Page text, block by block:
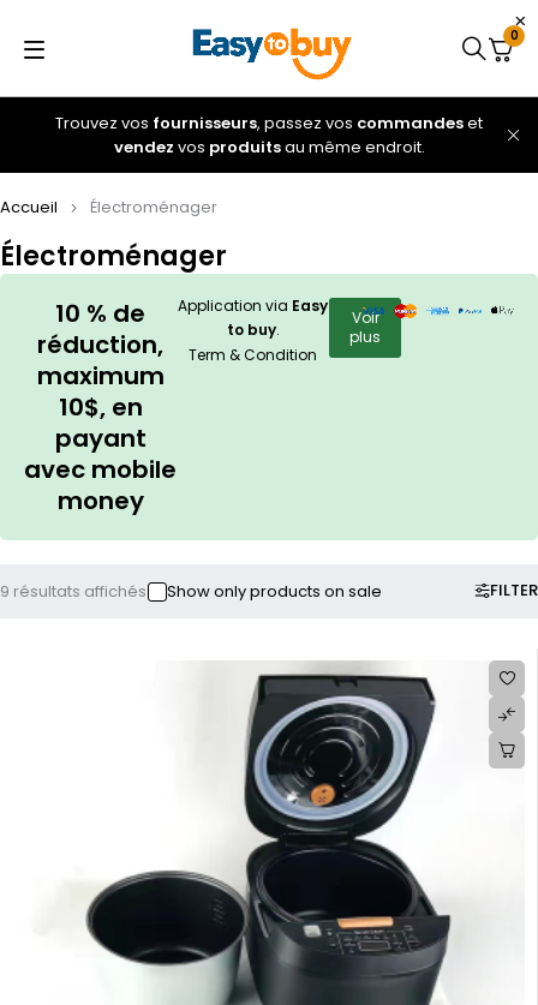
Trouvez vos fournisseurs, passez vos commandeset
vendez vos produitsau même endroit.
0
Électroménager
Accueil Électroménager
10 % de
réduction,
maximum
10$, en
payant
avec mobile
money
Voir
plus
Application via Easy
to buy.
Term & Condition
FILTER
9 résultats affichés Show only products on sale